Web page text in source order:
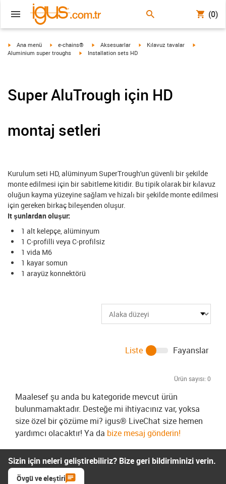
(0)
igus-icon-arrow-right
Ana menü igus-icon-arrow-right
e-chains® igus-icon-arrow-right
Aksesuarlar igus-icon-arrow-right
Kılavuz tavalar
igus-icon-
Aluminium super troughs
igus-icon-arrow-right
Installation sets HD
Super AluTrough için HD
montaj setleri
Kurulum seti HD, alüminyum SuperTrough'un güvenli bir şekilde
monte edilmesi için bir sabitleme kitidir. Bu tipik olarak bir kılavuz
oluğun kayma yüzeyine sağlam ve hizalı bir şekilde monte edilmesi
için gereken birkaç bileşenden oluşur.
It şunlardan oluşur:
1 alt kelepçe, alüminyum
1 C-profilli veya C-profilsiz
1 vida M6
1 kayar somun
1 arayüz konnektörü
Ürün sayısı: 0
Liste Fayanslar
Maalesef şu anda bu kategoride mevcut ürün
bulunmamaktadır. Desteğe mi ihtiyacınız var, yoksa
size özel bir çözüme mi? igus® LiveChat size hemen
yardımcı olacaktır! Ya da bize mesaj gönderin!
Sizin için neleri geliştirebiliriz? Bize geri bildiriminizi verin.
Övgü ve eleştiri